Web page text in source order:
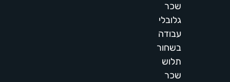
שכר
גלובלי
עבודה
בשחור
תלוש
שכר